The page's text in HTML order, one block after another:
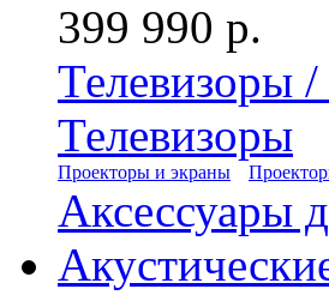
399 990 р.
Телевизоры
Телевизоры
Проекторы и экраны
Аксессуары